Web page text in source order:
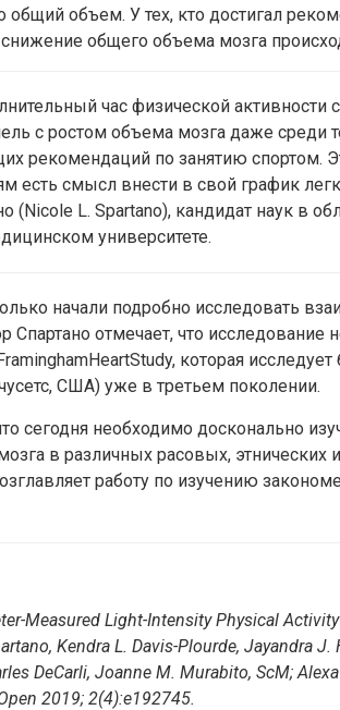
общий объем. У тех, кто достигал
общего объема мозга
час физической активности
с ростом объема мозга даже среди
рекомендаций по занятию спортом.
смысл внести в свой график
(Nicole L. Spartano), кандидат наук в
университете.
начали подробно исследовать
Спартано отмечает, что исследование
которая
США) уже в третьем поколении.
сегодня необходимо досконально
в различных расовых, этнических
работу по изучению
Measured Light-Intensity Physical
Kendra L. Davis-Plourde, Jayandra
DeCarli, Joanne M. Murabito, ScM;
2019; 2(4):e192745.